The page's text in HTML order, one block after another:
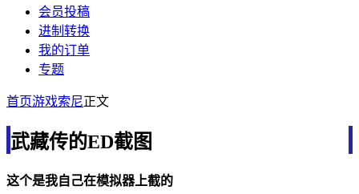
会员投稿
进制转换
我的订单
专题
首页游戏索尼正文
武藏传的ED截图
这个是我自己在模拟器上截的